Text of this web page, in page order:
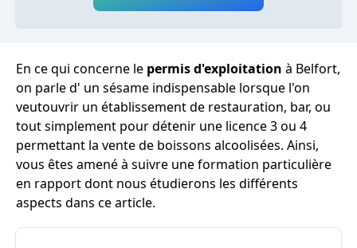
En ce qui concerne le permis d'exploitation à Belfort,
on parle d' un sésame indispensable lorsque l'on
veutouvrir un établissement de restauration, bar, ou
tout simplement pour détenir une licence 3 ou 4
permettant la vente de boissons alcoolisées. Ainsi,
vous êtes amené à suivre une formation particulière
en rapport dont nous étudierons les différents
aspects dans ce article.